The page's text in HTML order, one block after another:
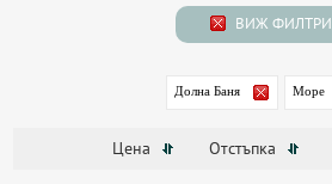
ВИЖ ФИЛТРИ
Долна Баня Море
Цена Отстъпка